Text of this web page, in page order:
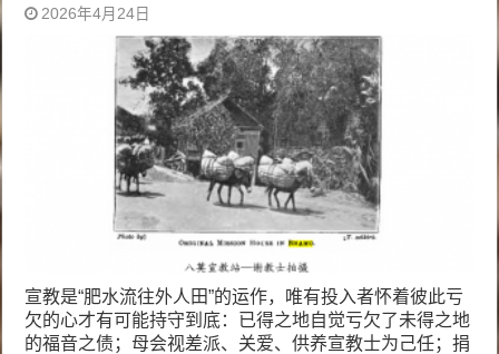
2026年4月24日
宣教是“肥水流往外人田”的运作，唯有投入者怀着彼此亏
欠的心才有可能持守到底：已得之地自觉亏欠了未得之地
的福音之债；母会视差派、关爱、供养宣教士为己任；捐